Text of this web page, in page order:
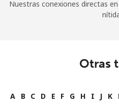
Nuestras conexiones directas
Otras
A B C D E F G H I J K